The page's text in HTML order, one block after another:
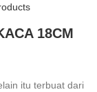
18CM
itu terbuat dari